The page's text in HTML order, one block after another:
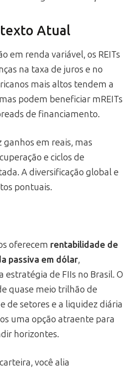
Atual
em renda variável, os REITs
na taxa de juros e no
mais altos tendem a
podem beneficiar mREITs
de financiamento.
em reais, mas
e ciclos de
A diversificação global e
pontuais.
oferecem rentabilidade de
passiva em dólar,
de FIIs no Brasil. O
quase meio trilhão de
de setores e a liquidez diária
uma opção atraente para
horizontes.
você alia